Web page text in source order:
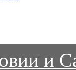
и